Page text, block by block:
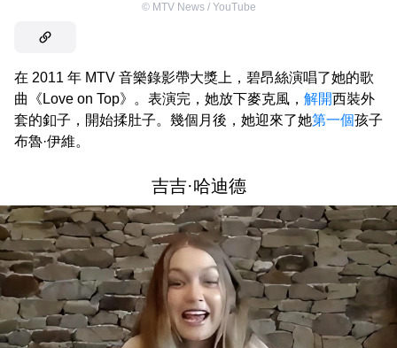
© MTV News / YouTube
在 2011 年 MTV 音樂錄影帶大獎上，碧昂絲演唱了她的歌
曲《Love on Top》。表演完，她放下麥克風， 解開西裝外
套的釦子，開始揉肚子。幾個月後，她迎來了她第一個孩子
布魯·伊維。
吉吉·哈迪德